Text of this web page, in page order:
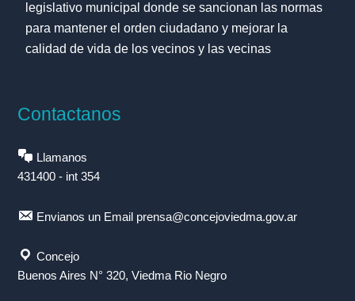
legislativo municipal donde se sancionan las normas
para mantener el orden ciudadano y mejorar la
calidad de vida de los vecinos y las vecinas
Contactanos
Llamanos
431400 - int 354
Envianos un Email prensa@concejoviedma.gov.ar
Concejo
Buenos Aires N° 320, Viedma Rio Negro